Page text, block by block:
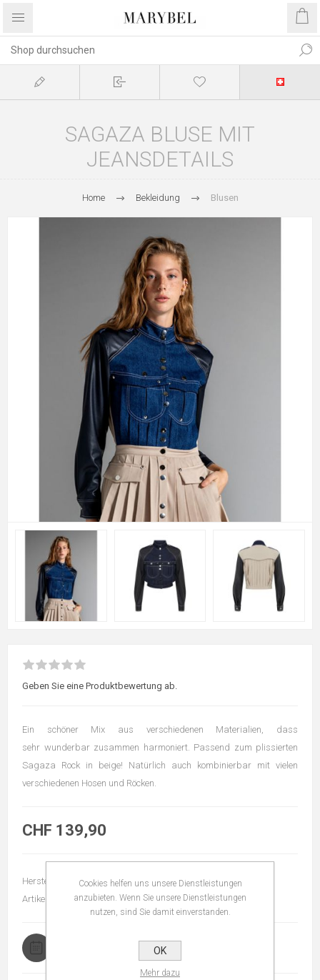
SAGAZA BLUSE MIT
JEANSDETAILS
Home Bekleidung Blusen
Geben Sie eine Produktbewertung ab.
Ein schöner Mix aus verschiedenen Materialien, dass
sehr wunderbar zusammen harmoniert. Passend zum plissierten
Sagaza Rock in beige! Natürlich auch kombinierbar mit vielen
verschiedenen Hosen und Röcken.
CHF 139,90
Hersteller:
Sagaza
Artikelnummer: 201118
Cookies helfen uns unsere Dienstleistungen
anzubieten. Wenn Sie unsere Dienstleistungen
nutzen, sind Sie damit einverstanden.
OK
Mehr dazu